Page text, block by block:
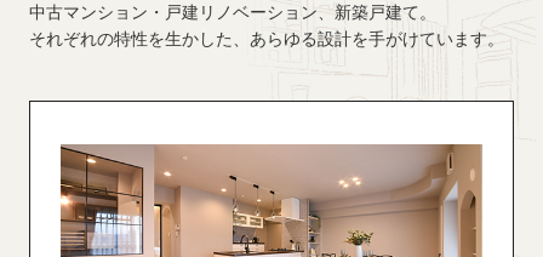
中古マンション・戸建リノベーション、新築戸建て。
それぞれの特性を生かした、あらゆる設計を手がけています。